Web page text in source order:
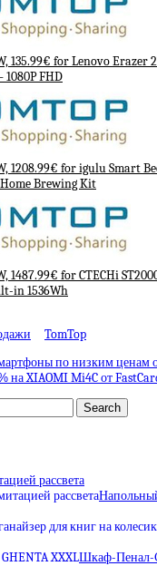
135.99€ for Lenovo Erazer
FHD
1208.99€ for igulu Smart
Brewing Kit
1487.99€ for CTECHi
in 1536Wh
TomTop
по низким ценам
на XIAOMI Mi4C от
рассвета
Шкаф-Пенал-